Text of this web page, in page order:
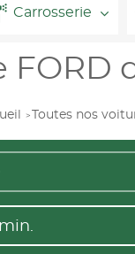
Carrosserie
Toutes nos